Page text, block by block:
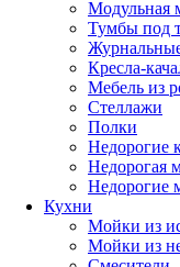
Модульная
Тумбы под
Кресла-
Мебель из
Стеллажи
Полки
Недорогие
Недорогая
Недорогие
Кухни
Мойки из
Мойки из